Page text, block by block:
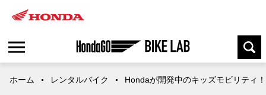
ホーム レンタルバイク Hondaが開発中のキッズモビリティ